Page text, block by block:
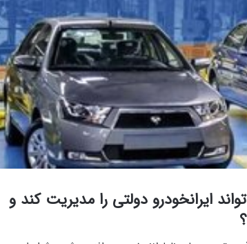
ایرانخودرو دولتی را مدیریت کند و